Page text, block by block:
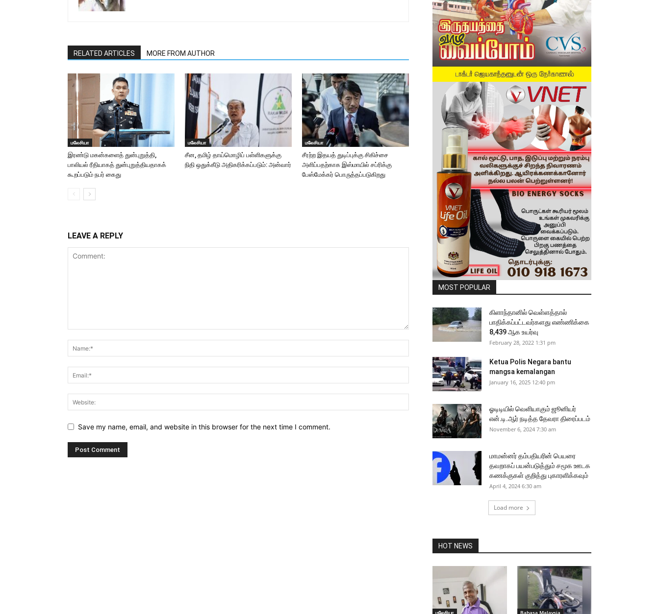
RELATED ARTICLES MORE FROM AUTHOR
மலேசியா
இரண்டு மகன்களைத் துன்புறுத்தி,
பாலியல் ரீதியாகத் துன்புறுத்தியதாகக்
கூறப்படும் நபர் கைது
மலேசியா
சீன, தமிழ் தாய்மொழிப் பள்ளிகளுக்கு
நிதி ஒதுக்கீடு அதிகரிக்கப்படும்: அன்வார்
மலேசியா
சீரற்ற இதயத் துடிப்புக்கு சிகிச்சை
அளிப்பதற்காக இஸ்மாயில் சப்ரிக்கு
பேஸ்மேக்கர் பொருத்தப்படுகிறது
LEAVE A REPLY
Save my name, email, and website in this browser for the next time I comment.
MOST POPULAR
கிளாந்தானில் வெள்ளத்தால்
பாதிக்கப்பட்டவர்களது எண்ணிக்கை
8,439 ஆக உயர்வு
February 28, 2022 1:31 pm
Ketua Polis Negara bantu
mangsa kemalangan
January 16, 2025 12:40 pm
ஓடிடியில் வெளியாகும் ஜூனியர்
என்.டி.ஆர் நடித்த தேவரா திரைப்படம்
November 6, 2024 7:30 am
மாமன்னர் தம்பதியரின் பெயரை
தவறாகப் பயன்படுத்தும் சமூக ஊடக
கணக்குகள் குறித்து புகாரளிக்கவும்
April 4, 2024 6:30 am
Load more
HOT NEWS
மலேசியா Bahasa Malaysia